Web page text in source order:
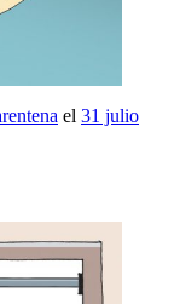
el 31 julio